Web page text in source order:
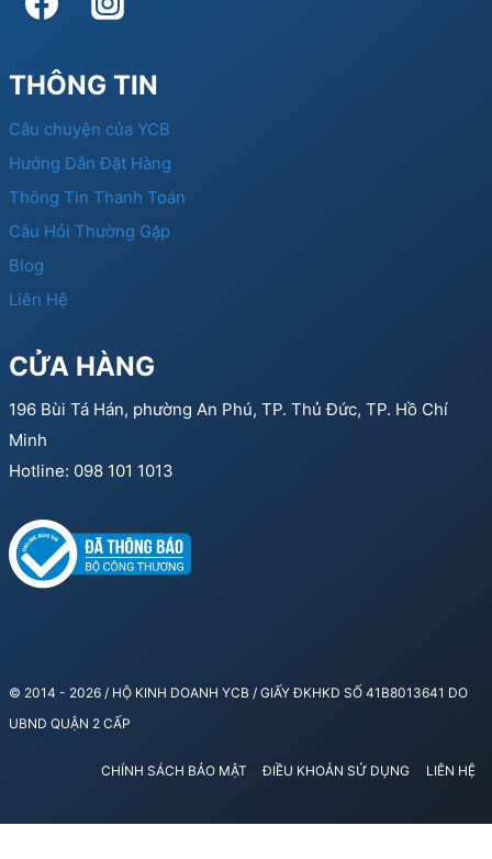
THÔNG TIN
Câu chuyện của YCB
Hướng Dẫn Đặt Hàng
Thông Tin Thanh Toán
Câu Hỏi Thường Gặp
Blog
Liên Hệ
CỬA HÀNG
196 Bùi Tá Hán, phường An Phú, TP. Thủ Đức, TP. Hồ Chí
Minh
Hotline: 098 101 1013
© 2014 - 2026 / HỘ KINH DOANH YCB / GIẤY ĐKHKD SỐ 41B8013641 DO
UBND QUẬN 2 CẤP
CHÍNH SÁCH BẢO MẬT ĐIỀU KHOẢN SỬ DỤNG LIÊN HỆ